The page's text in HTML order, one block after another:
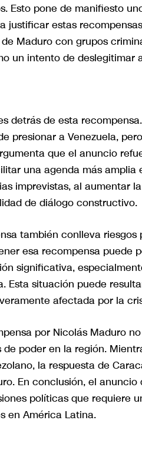
Esto pone de manifiesto
justificar estas
Maduro con grupos
un intento de deslegitimar
detrás de esta
presionar a Venezuela,
que el anuncio
una agenda más amplia
imprevistas, al aumentar
de diálogo constructivo.
también conlleva
esa recompensa puede
significativa,
Esta situación puede
afectada por la
por Nicolás Maduro
poder en la región.
la respuesta de
En conclusión, el
políticas que requiere
en América Latina.